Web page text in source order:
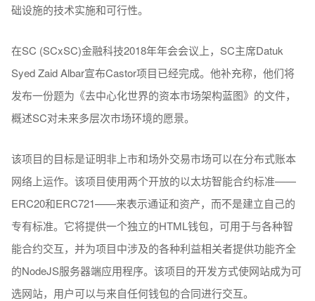
础设施的技术实施和可行性。
在SC (SCxSC)金融科技2018年年会会议上，SC主席Datuk
Syed Zaid Albar宣布Castor项目已经完成。他补充称，他们将
发布一份题为《去中心化世界的资本市场架构蓝图》的文件，
概述SC对未来多层次市场环境的愿景。
该项目的目标是证明非上市和场外交易市场可以在分布式账本
网络上运作。该项目使用两个开放的以太坊智能合约标准——
ERC20和ERC721——来表示通证和资产，而不是建立自己的
专有标准。它将提供一个独立的HTML钱包，可用于与各种智
能合约交互，并为项目中涉及的各种利益相关者提供功能齐全
的NodeJS服务器端应用程序。该项目的开发方式使网站成为可
选网站，用户可以与来自任何钱包的合同进行交互。